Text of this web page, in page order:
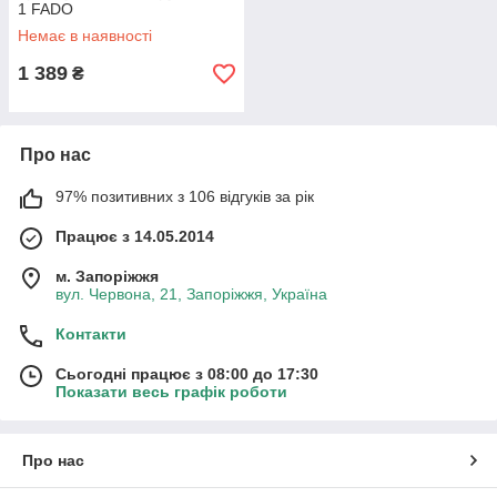
«Теплополис» — надійна запірна арматура для
1 FADO
Немає в наявності
1 389 ₴
Про нас
97% позитивних з 106 відгуків за рік
Працює з 14.05.2014
м. Запоріжжя
вул. Червона, 21, Запоріжжя, Україна
Контакти
Сьогодні працює з 08:00 до 17:30
Показати весь графік роботи
Про нас